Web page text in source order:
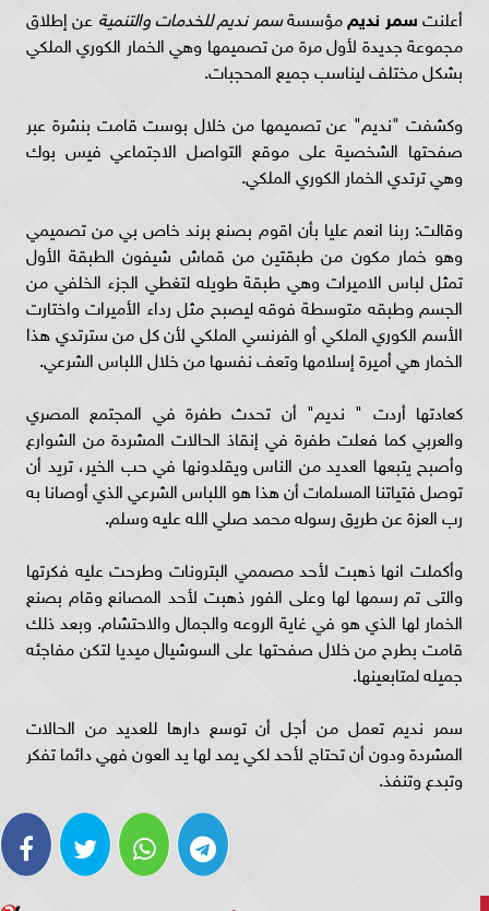
أعلنتسمر نديممؤسسةسمر نديم للخدمات والتنمية عن إطلاق
مجموعة جديدة لأول مرة من تصميمها وهي الخمار الكوري الملكي
بشكل مختلف ليناسب جميع المحجبات.
وكشفت "نديم" عن تصميمها من خلال بوست قامت بنشرة عبر
صفحتها الشخصية على موقع التواصل الاجتماعي فيس بوك
وهي ترتدي الخمار الكوري الملكي.
وقالت: ربنا انعم عليا بأن اقوم بصنع برند خاص بي من تصميمي
وهو خمار مكون من طبقتين من قماش شيفون الطبقة الأول
تمثل لباس الاميرات وهي طبقة طويله لتغطي الجزء الخلفي من
الجسم وطبقه متوسطة فوقه ليصبح مثل رداء الأميرات واختارت
الأسم الكوري الملكي أو الفرنسي الملكي لأن كل من سترتدي هذا
الخمار هي أميرة إسلامها وتعف نفسها من خلال اللباس الشرعي.
كعادتها أردت " نديم" أن تحدث طفرة في المجتمع المصري
والعربي كما فعلت طفرة في إنقاذ الحالات المشردة من الشوارع
وأصبح يتبعها العديد من الناس ويقلدونها في حب الخير، تريد أن
توصل فتياتنا المسلمات أن هذا هو اللباس الشرعي الذي أوصانا به
رب العزة عن طريق رسوله محمد صلي الله عليه وسلم.
وأكملت انها ذهبت لأحد مصممي البترونات وطرحت عليه فكرتها
والتى تم رسمها لها وعلى الفور ذهبت لأحد المصانع وقام بصنع
الخمار لها الذي هو في غاية الروعه والجمال والاحتشام. وبعد ذلك
قامت بطرح من خلال صفحتها على السوشيال ميديا لتكن مفاجئه
جميله لمتابعينها.
سمر نديم تعمل من أجل أن توسع دارها للعديد من الحالات
المشردة ودون أن تحتاج لأحد لكي يمد لها يد العون فهي دائما تفكر
وتبدع وتنفذ.